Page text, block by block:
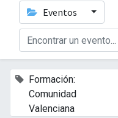
Eventos
Formación:
Comunidad
Valenciana